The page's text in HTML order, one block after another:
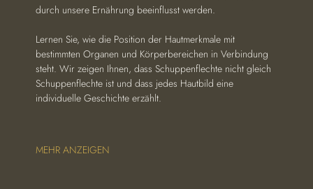
durch unsere Ernährung beeinflusst werden.
Lernen Sie, wie die Position der Hautmerkmale mit
bestimmten Organen und Körperbereichen in Verbindung
steht. Wir zeigen Ihnen, dass Schuppenflechte nicht gleich
Schuppenflechte ist und dass jedes Hautbild eine
individuelle Geschichte erzählt.
MEHR ANZEIGEN